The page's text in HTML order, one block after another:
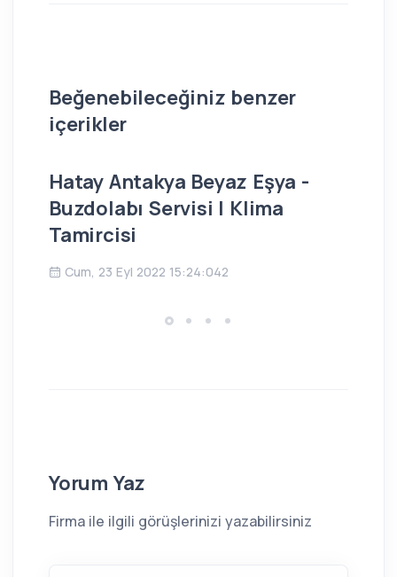
Beğenebileceğiniz benzer
içerikler
Hatay Antakya Beyaz Eşya -
Buzdolabı Servisi | Klima
Tamircisi
Cum, 23 Eyl 2022 15:24:042
Yorum Yaz
Firma ile ilgili görüşlerinizi yazabilirsiniz